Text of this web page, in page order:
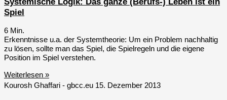
Systemische Logik: Das ganze (Berufs-) Leben ist ein
Spiel
6 Min.
Erkenntnisse u.a. der Systemtheorie: Um ein Problem nachhaltig
zu lösen, sollte man das Spiel, die Spielregeln und die eigene
Position im Spiel verstehen.
Weiterlesen »
Kourosh Ghaffari - gbcc.eu 15. Dezember 2013